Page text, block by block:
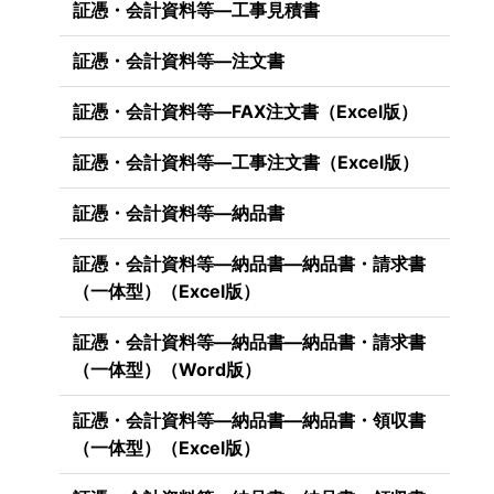
証憑・会計資料等―工事見積書
証憑・会計資料等―注文書
証憑・会計資料等―FAX注文書（Excel版）
証憑・会計資料等―工事注文書（Excel版）
証憑・会計資料等―納品書
証憑・会計資料等―納品書―納品書・請求書
（一体型）（Excel版）
証憑・会計資料等―納品書―納品書・請求書
（一体型）（Word版）
証憑・会計資料等―納品書―納品書・領収書
（一体型）（Excel版）